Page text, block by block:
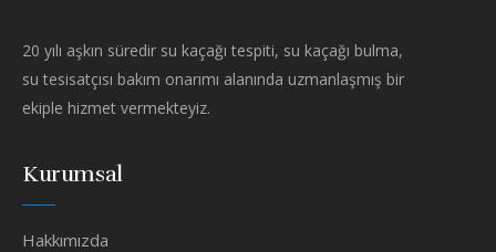
20 yılı aşkın süredir su kaçağı tespiti, su kaçağı bulma,
su tesisatçısı bakım onarımı alanında uzmanlaşmış bir
ekiple hizmet vermekteyiz.
Kurumsal
Hakkımızda